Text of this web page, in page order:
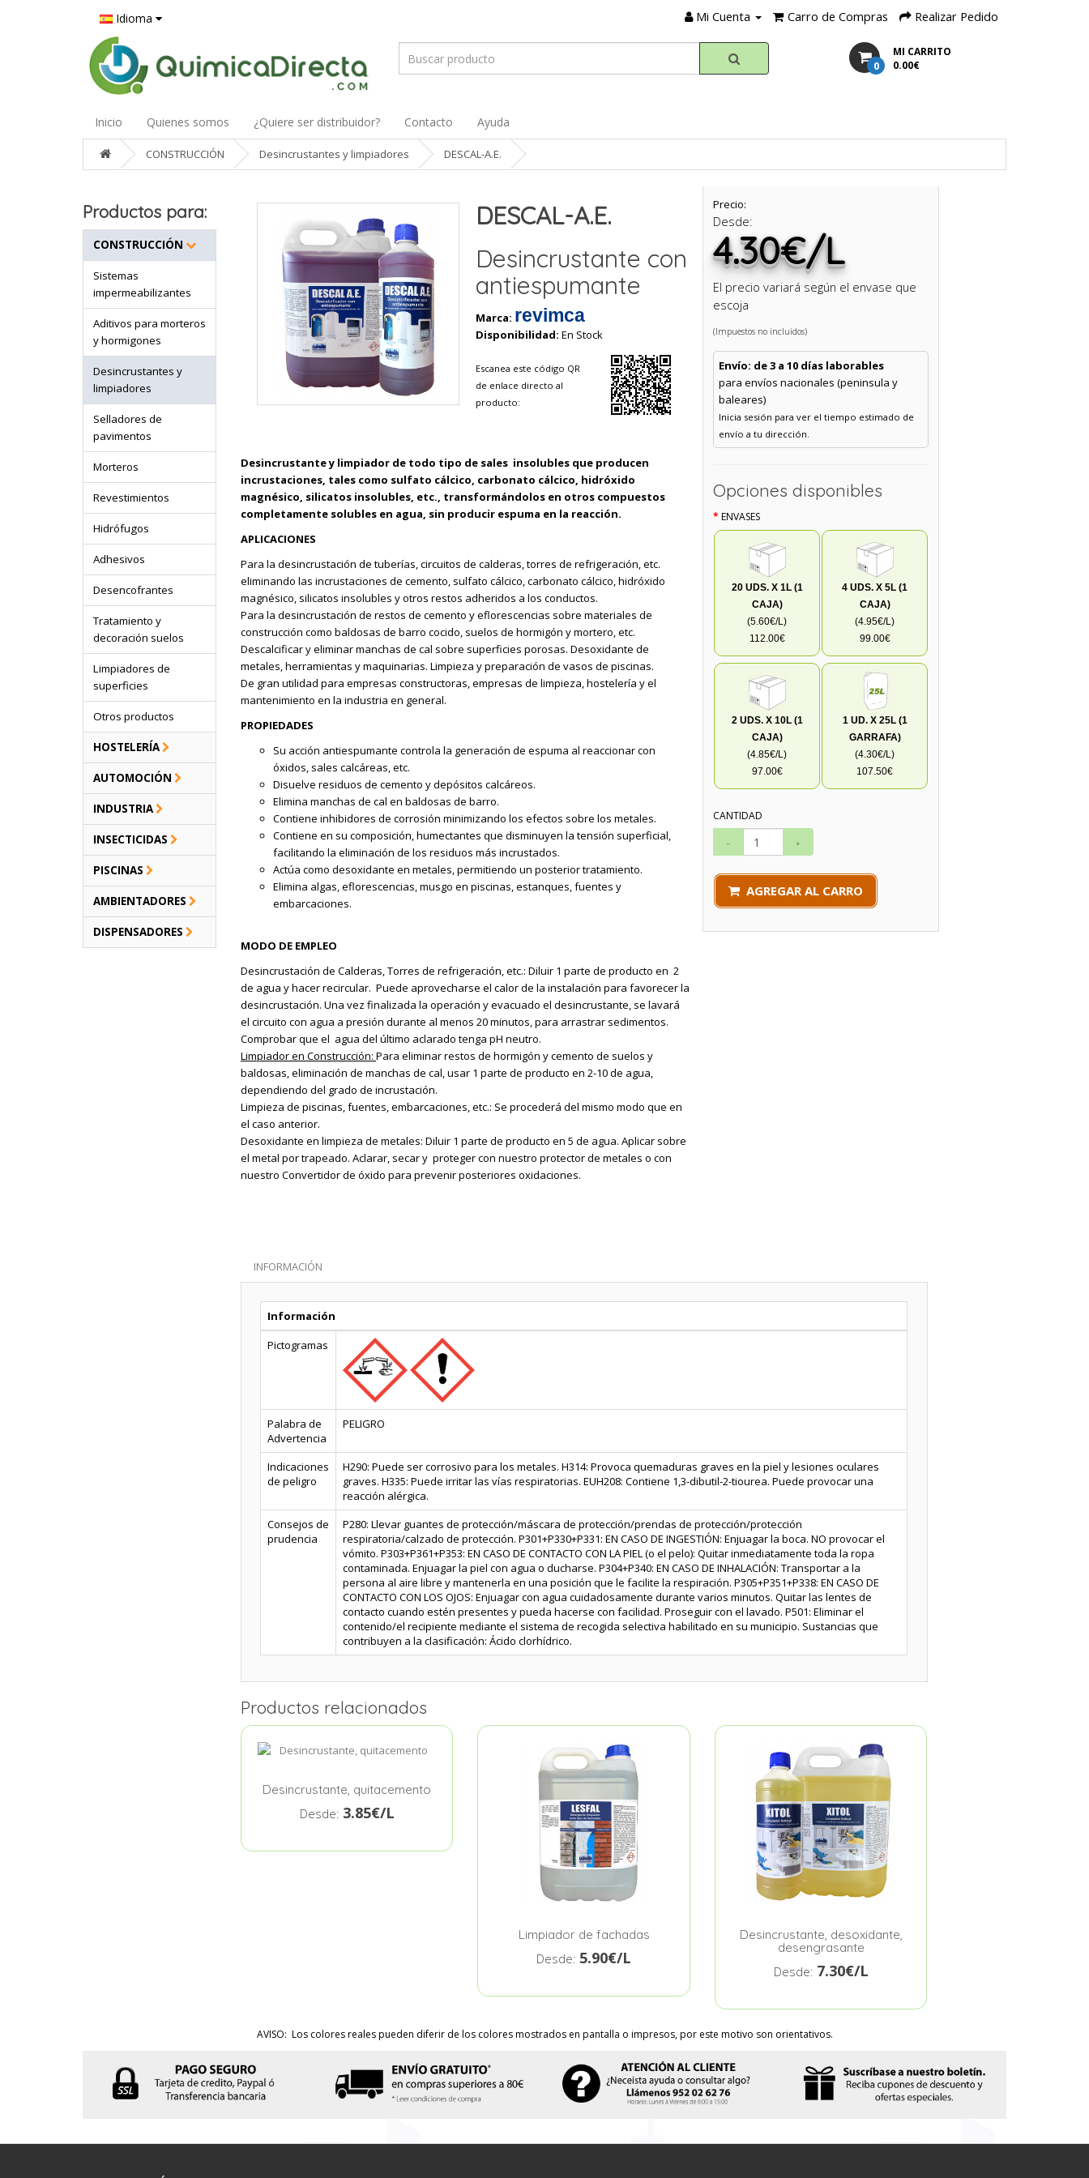
Idioma Mi Cuenta Carro de Compras Realizar Pedido
MI CARRITO
0 0.00€
Inicio Quienes somos ¿Quiere ser distribuidor? Contacto Ayuda
CONSTRUCCIÓN Desincrustantes y limpiadores DESCAL-A.E.
Productos para:
CONSTRUCCIÓN
Sistemas
impermeabilizantes
Aditivos para morteros
y hormigones
Desincrustantes y
limpiadores
Selladores de
pavimentos
Morteros
Revestimientos
Hidrófugos
Adhesivos
Desencofrantes
Tratamiento y
decoración suelos
Limpiadores de
superficies
Otros productos
HOSTELERÍA
AUTOMOCIÓN
INDUSTRIA
INSECTICIDAS
PISCINAS
AMBIENTADORES
DISPENSADORES
DESCAL-A.E.
Desincrustante con
antiespumante
Marca: revimca
Disponibilidad: En Stock
Escanea este código QR
de enlace directo al
producto:
Desincrustante y limpiador de todo tipo de sales insolubles que producen
incrustaciones, tales como sulfato cálcico, carbonato cálcico, hidróxido
magnésico, silicatos insolubles, etc., transformándolos en otros compuestos
completamente solubles en agua, sin producir espuma en la reacción.
APLICACIONES
Para la desincrustación de tuberías, circuitos de calderas, torres de refrigeración, etc.
eliminando las incrustaciones de cemento, sulfato cálcico, carbonato cálcico, hidróxido
magnésico, silicatos insolubles y otros restos adheridos a los conductos.
Para la desincrustación de restos de cemento y eflorescencias sobre materiales de
construcción como baldosas de barro cocido, suelos de hormigón y mortero, etc.
Descalcificar y eliminar manchas de cal sobre superficies porosas. Desoxidante de
metales, herramientas y maquinarias. Limpieza y preparación de vasos de piscinas.
De gran utilidad para empresas constructoras, empresas de limpieza, hostelería y el
mantenimiento en la industria en general.
PROPIEDADES
Su acción antiespumante controla la generación de espuma al reaccionar con
óxidos, sales calcáreas, etc.
Disuelve residuos de cemento y depósitos calcáreos.
Elimina manchas de cal en baldosas de barro.
Contiene inhibidores de corrosión minimizando los efectos sobre los metales.
Contiene en su composición, humectantes que disminuyen la tensión superficial,
facilitando la eliminación de los residuos más incrustados.
Actúa como desoxidante en metales, permitiendo un posterior tratamiento.
Elimina algas, eflorescencias, musgo en piscinas, estanques, fuentes y
embarcaciones.
MODO DE EMPLEO
Desincrustación de Calderas, Torres de refrigeración, etc.: Diluir 1 parte de producto en 2
de agua y hacer recircular. Puede aprovecharse el calor de la instalación para favorecer la
desincrustación. Una vez finalizada la operación y evacuado el desincrustante, se lavará
el circuito con agua a presión durante al menos 20 minutos, para arrastrar sedimentos.
Comprobar que el agua del último aclarado tenga pH neutro.
Limpiador en Construcción: Para eliminar restos de hormigón y cemento de suelos y
baldosas, eliminación de manchas de cal, usar 1 parte de producto en 2-10 de agua,
dependiendo del grado de incrustación.
Limpieza de piscinas, fuentes, embarcaciones, etc.: Se procederá del mismo modo que en
el caso anterior.
Desoxidante en limpieza de metales: Diluir 1 parte de producto en 5 de agua. Aplicar sobre
el metal por trapeado. Aclarar, secar y proteger con nuestro protector de metales o con
nuestro Convertidor de óxido para prevenir posteriores oxidaciones.
Precio:
Desde:
4.30€/L
El precio variará según el envase que
escoja
(Impuestos no incluidos)
Envío: de 3 a 10 días laborables
para envíos nacionales (peninsula y
baleares)
Inicia sesión para ver el tiempo estimado de
envío a tu dirección.
Opciones disponibles
ENVASES
20 UDS. X 1L (1
CAJA)
(5.60€/L)
112.00€
4 UDS. X 5L (1
CAJA)
(4.95€/L)
99.00€
2 UDS. X 10L (1
CAJA)
(4.85€/L)
97.00€
1 UD. X 25L (1
GARRAFA)
(4.30€/L)
107.50€
CANTIDAD
AGREGAR AL CARRO
INFORMACIÓN
Información
Pictogramas
Palabra de
Advertencia
PELIGRO
Indicaciones
de peligro
H290: Puede ser corrosivo para los metales. H314: Provoca quemaduras graves en la piel y lesiones oculares
graves. H335: Puede irritar las vías respiratorias. EUH208: Contiene 1,3-dibutil-2-tiourea. Puede provocar una
reacción alérgica.
Consejos de
prudencia
P280: Llevar guantes de protección/máscara de protección/prendas de protección/protección
respiratoria/calzado de protección. P301+P330+P331: EN CASO DE INGESTIÓN: Enjuagar la boca. NO provocar el
vómito. P303+P361+P353: EN CASO DE CONTACTO CON LA PIEL (o el pelo): Quitar inmediatamente toda la ropa
contaminada. Enjuagar la piel con agua o ducharse. P304+P340: EN CASO DE INHALACIÓN: Transportar a la
persona al aire libre y mantenerla en una posición que le facilite la respiración. P305+P351+P338: EN CASO DE
CONTACTO CON LOS OJOS: Enjuagar con agua cuidadosamente durante varios minutos. Quitar las lentes de
contacto cuando estén presentes y pueda hacerse con facilidad. Proseguir con el lavado. P501: Eliminar el
contenido/el recipiente mediante el sistema de recogida selectiva habilitado en su municipio. Sustancias que
contribuyen a la clasificación: Ácido clorhídrico.
Productos relacionados
Desincrustante, quitacemento
Desde: 3.85€/L
Limpiador de fachadas
Desde: 5.90€/L
Desincrustante, desoxidante,
desengrasante
Desde: 7.30€/L
AVISO: Los colores reales pueden diferir de los colores mostrados en pantalla o impresos, por este motivo son orientativos.